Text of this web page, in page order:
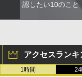
認したい10のこと
アクセスランキ
1時間 24